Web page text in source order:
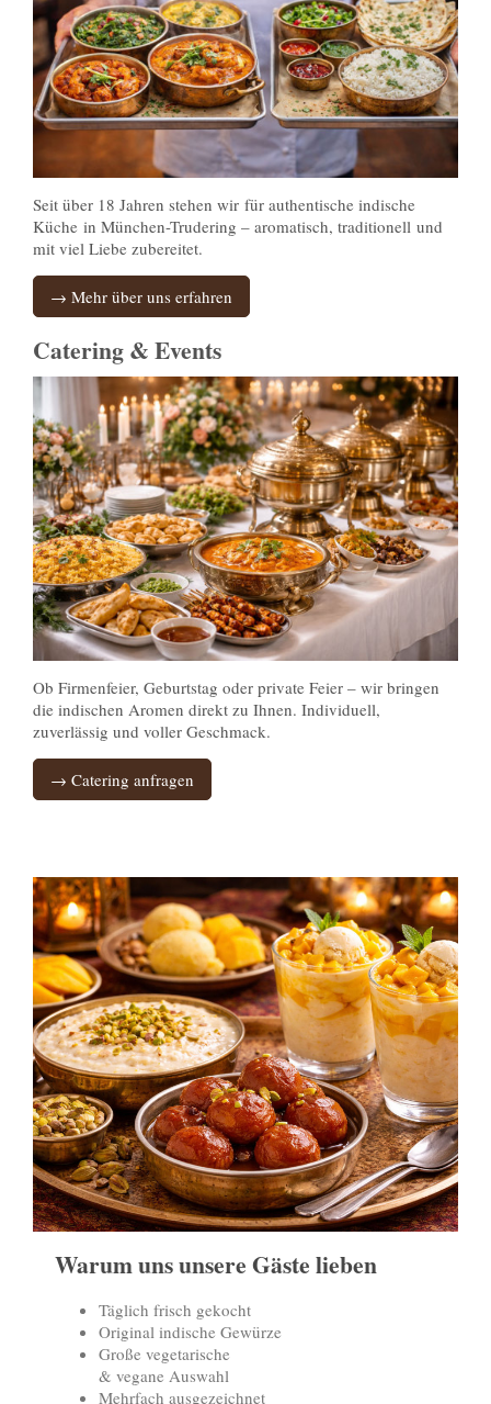
Seit über 18 Jahren stehen wir für authentische indische
Küche in München-Trudering – aromatisch, traditionell und
mit viel Liebe zubereitet.
→ Mehr über uns erfahren
Catering & Events
Ob Firmenfeier, Geburtstag oder private Feier – wir bringen
die indischen Aromen direkt zu Ihnen. Individuell,
zuverlässig und voller Geschmack.
→ Catering anfragen
Warum uns unsere Gäste lieben
Täglich frisch gekocht
Original indische Gewürze
Große vegetarische
& vegane Auswahl
Mehrfach ausgezeichnet